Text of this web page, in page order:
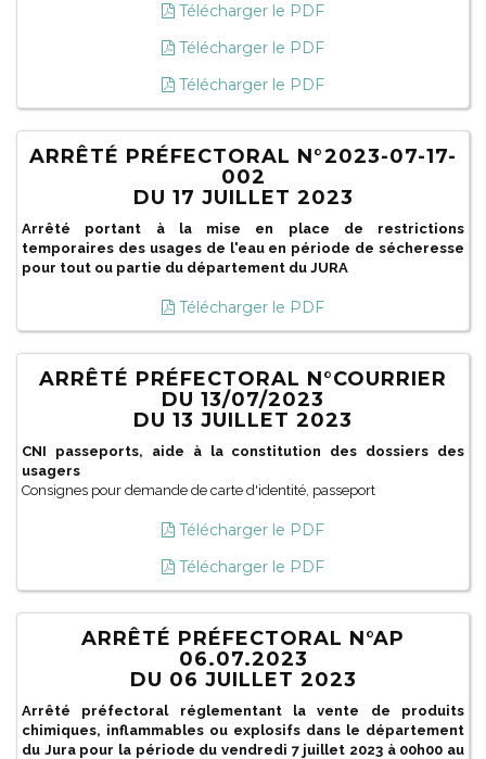
Télécharger le PDF
Télécharger le PDF
Télécharger le PDF
ARRÊTÉ PRÉFECTORAL N°2023-07-17-
002
DU 17 JUILLET 2023
Arrêté portant à la mise en place de restrictions
temporaires des usages de l'eau en période de sécheresse
pour tout ou partie du département du JURA
Télécharger le PDF
ARRÊTÉ PRÉFECTORAL N°COURRIER
DU 13/07/2023
DU 13 JUILLET 2023
CNI passeports, aide à la constitution des dossiers des
usagers
Consignes pour demande de carte d'identité, passeport
Télécharger le PDF
Télécharger le PDF
ARRÊTÉ PRÉFECTORAL N°AP
06.07.2023
DU 06 JUILLET 2023
Arrêté préfectoral réglementant la vente de produits
chimiques, inflammables ou explosifs dans le département
du Jura pour la période du vendredi 7 juillet 2023 à 00h00 au